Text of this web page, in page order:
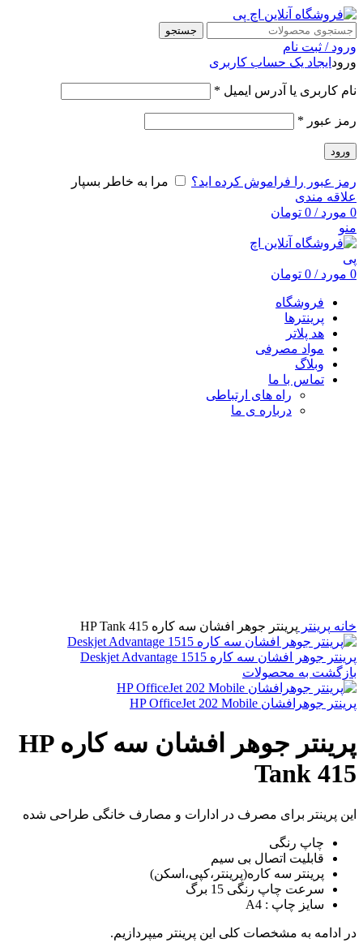
جستجو
ورود / ثبت نام
ورود ایجاد یک حساب کاربری
نام کاربری یا آدرس ایمیل *
رمز عبور *
ورود
رمز عبور را فراموش کرده اید؟
مرا به خاطر بسپار
علاقه مندی
0 مورد /
0 تومان
منو
0 مورد /
0 تومان
فروشگاه
پرینترها
هد پلاتر
مواد مصرفی
وبلاگ
تماس با ما
راه های ارتباطی
درباره ی ما
خانه پرینتر پرینتر جوهر افشان سه کاره HP Tank 415
پرینتر جوهر افشان سه کاره Deskjet Advantage 1515
بازگشت به محصولات
پرینتر جوهرافشان HP OfficeJet 202 Mobile
پرینتر جوهر افشان سه کاره HP
Tank 415
این پرینتر برای مصرف در ادارات و مصارف خانگی طراحی شده
چاپ رنگی
قابلیت اتصال بی سیم
پرینتر سه کاره(پرینتر،کپی،اسکن)
سرعت چاپ رنگی 15 برگ
سایز چاپ : A4
در ادامه به مشخصات کلی این پرینتر میپردازیم.